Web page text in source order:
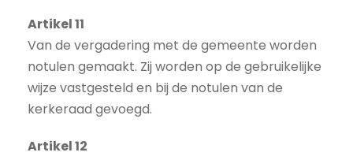
Artikel 11
Van de vergadering met de gemeente worden
notulen gemaakt. Zij worden op de gebruikelijke
wijze vastgesteld en bij de notulen van de
kerkeraad gevoegd.
Artikel 12